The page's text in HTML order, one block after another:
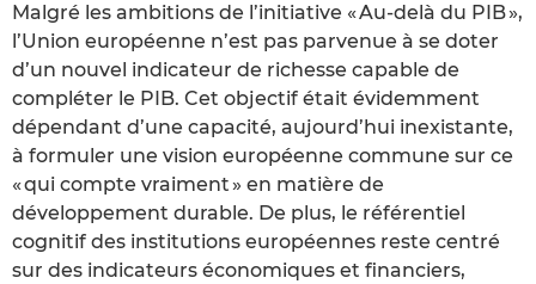
Malgré les ambitions de l’initiative « Au-delà du PIB »,
l’Union européenne n’est pas parvenue à se doter
d’un nouvel indicateur de richesse capable de
compléter le PIB. Cet objectif était évidemment
dépendant d’une capacité, aujourd’hui inexistante,
à formuler une vision européenne commune sur ce
« qui compte vraiment » en matière de
développement durable. De plus, le référentiel
cognitif des institutions européennes reste centré
sur des indicateurs économiques et financiers,